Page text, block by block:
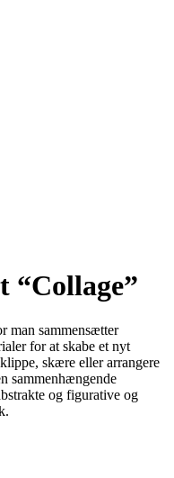
“Collage”
man sammensætter
for at skabe et nyt
skære eller arrangere
sammenhængende
og figurative og